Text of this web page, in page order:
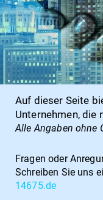
Auf dieser Seite
Unternehmen, die
Alle Angaben ohne
Fragen oder
Schreiben Sie uns
14675.de